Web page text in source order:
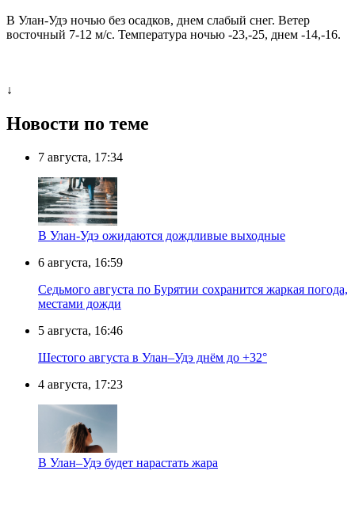
В Улан-Удэ ночью без осадков, днем слабый снег. Ветер
восточный 7-12 м/с. Температура ночью -23,-25, днем -14,-16.
↓
Новости по теме
7 августа, 17:34
В Улан-Удэ ожидаются дождливые выходные
6 августа, 16:59
Седьмого августа по Бурятии сохранится жаркая погода,
местами дожди
5 августа, 16:46
Шестого августа в Улан–Удэ днём до +32°
4 августа, 17:23
В Улан–Удэ будет нарастать жара